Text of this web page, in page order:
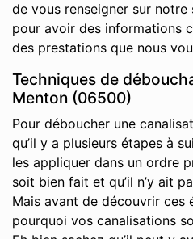
de vous renseigner sur
pour avoir des informations
des prestations que nous
Techniques de
Menton (06500)
Pour déboucher une
qu’il y a plusieurs étapes à
les appliquer dans un ordre
soit bien fait et qu’il n’y ait
Mais avant de découvrir ces
pourquoi vos canalisations